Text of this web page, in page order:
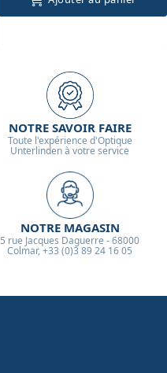
NOTRE SAVOIR FAIRE
Toute l'expérience d'Optique
Unterlinden à votre service
NOTRE MAGASIN
5 rue Jacques Daguerre - 68000
Colmar, +33 (0)3 89 24 16 05